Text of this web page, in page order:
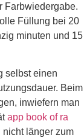
Farbwiedergabe.
Füllung bei 20
minuten und 15
selbst einen
Beim
inwiefern man
app book of ra
nicht länger zum